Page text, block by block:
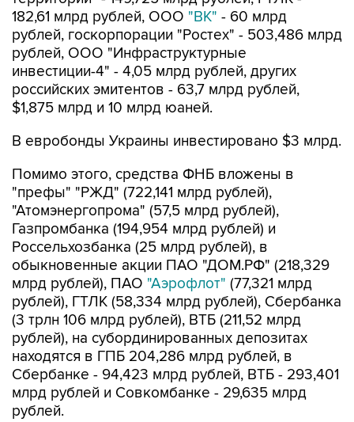
182,61 млрд рублей, ООО "ВК" - 60 млрд
рублей, госкорпорации "Ростех" - 503,486 млрд
рублей, ООО "Инфраструктурные
инвестиции-4" - 4,05 млрд рублей, других
российских эмитентов - 63,7 млрд рублей,
$1,875 млрд и 10 млрд юаней.
В евробонды Украины инвестировано $3 млрд.
Помимо этого, средства ФНБ вложены в
"префы" "РЖД" (722,141 млрд рублей),
"Атомэнергопрома" (57,5 млрд рублей),
Газпромбанка (194,954 млрд рублей) и
Россельхозбанка (25 млрд рублей), в
обыкновенные акции ПАО "ДОМ.РФ" (218,329
млрд рублей), ПАО "Аэрофлот" (77,321 млрд
рублей), ГТЛК (58,334 млрд рублей), Сбербанка
(3 трлн 106 млрд рублей), ВТБ (211,52 млрд
рублей), на субординированных депозитах
находятся в ГПБ 204,286 млрд рублей, в
Сбербанке - 94,423 млрд рублей, ВТБ - 293,401
млрд рублей и Совкомбанке - 29,635 млрд
рублей.